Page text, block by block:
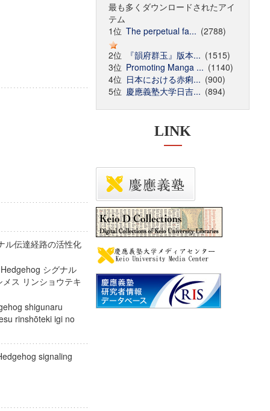
ル伝達経路の活性化
シグナル
ス リンショウテキ
shigunaru
rinshōteki igi no
signaling
最も多くダウンロードされたアイ
テム
1位 The perpetual fa... (2788)
2位
『韻府群玉』版本... (1515)
3位 Promoting Manga ... (1140)
4位 日本における赤痢... (900)
5位 慶應義塾大学日吉... (894)
LINK